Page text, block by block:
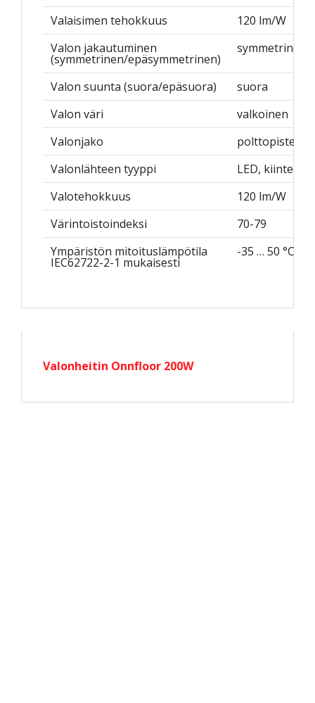
Valaisimen tehokkuus
120 lm/W
Valon jakautuminen
(symmetrinen/epäsymmetrinen)
symmetrinen
Valon suunta (suora/epäsuora)
suora
Valon väri
valkoinen
Valonjako
Valonlähteen tyyppi
LED, kiinteä
Valotehokkuus
120 lm/W
Värintoistoindeksi
70-79
Ympäristön mitoituslämpötila
IEC62722-2-1 mukaisesti
-35 … 50 °C
Valonheitin Onnfloor 200W